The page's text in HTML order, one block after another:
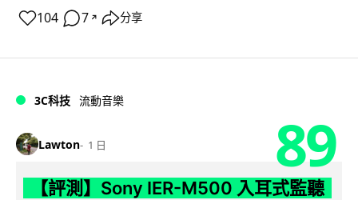
104 7 ↗ 分享
3C科技 流動音樂
Lawton 1 日 89
【評測】Sony IER-M500 入耳式監聽